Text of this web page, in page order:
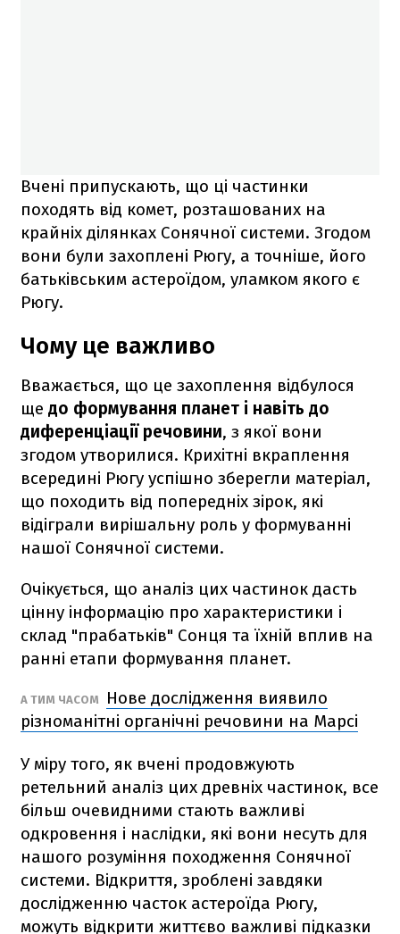
Вчені припускають, що ці частинки
походять від комет, розташованих на
крайніх ділянках Сонячної системи. Згодом
вони були захоплені Рюгу, а точніше, його
батьківським астероїдом, уламком якого є
Рюгу.
Чому це важливо
Вважається, що це захоплення відбулося
ще до формування планет і навіть до
диференціації речовини, з якої вони
згодом утворилися. Крихітні вкраплення
всередині Рюгу успішно зберегли матеріал,
що походить від попередніх зірок, які
відіграли вирішальну роль у формуванні
нашої Сонячної системи.
Очікується, що аналіз цих частинок дасть
цінну інформацію про характеристики і
склад "прабатьків" Сонця та їхній вплив на
ранні етапи формування планет.
А ТИМ ЧАСОМ
Нове дослідження виявило
різноманітні органічні речовини на Марсі
У міру того, як вчені продовжують
ретельний аналіз цих древніх частинок, все
більш очевидними стають важливі
одкровення і наслідки, які вони несуть для
нашого розуміння походження Сонячної
системи. Відкриття, зроблені завдяки
дослідженню часток астероїда Рюгу,
можуть відкрити життєво важливі підказки